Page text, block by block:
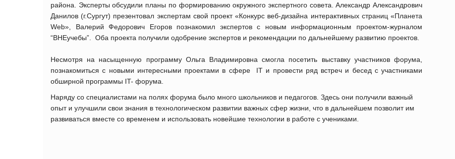
района. Эксперты обсудили планы по формированию окружного экспертного совета. Александр Александрович
Данилов (г.Сургут) презентовал экспертам свой проект «Конкурс веб-дизайна интерактивных страниц «Планета
Web», Валерий Федорович Егоров познакомил экспертов с новым информационным проектом-журналом
“ВНЕучебы”. Оба проекта получили одобрение экспертов и рекомендации по дальнейшему развитию проектов.
Несмотря на насыщенную программу Ольга Владимировна смогла посетить выставку участников форума,
познакомиться с новыми интересными проектами в сфере IT и провести ряд встреч и бесед с участниками
обширной программы IT- форума.
Наряду со специалистами на полях форума было много школьников и педагогов. Здесь они получили важный
опыт и улучшили свои знания в технологическом развитии важных сфер жизни, что в дальнейшем позволит им
развиваться вместе со временем и использовать новейшие технологии в работе с учениками.